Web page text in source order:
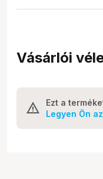
Vásárlói
Ezt a
Legyen Ön